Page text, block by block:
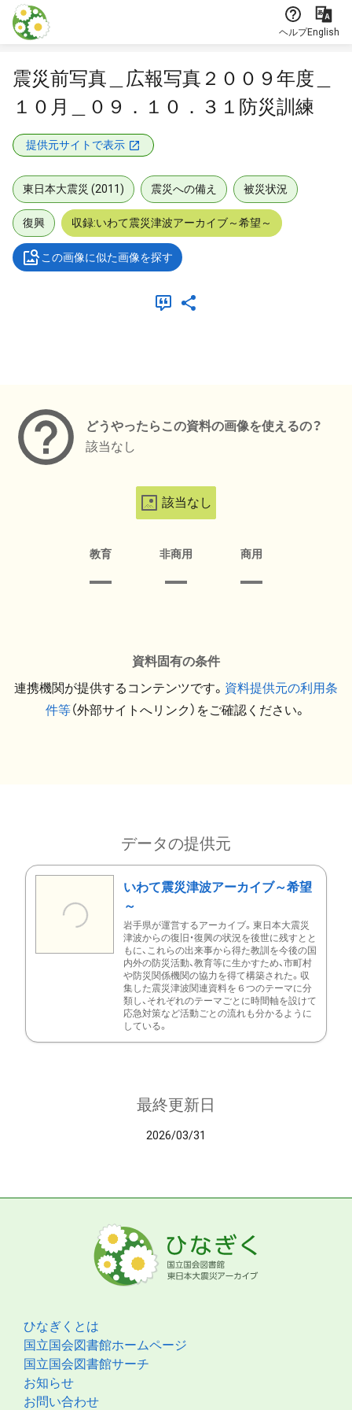
本文に飛ぶ
ヘルプEnglish
震災前写真＿広報写真２００９年度＿
１０月＿０９．１０．３１防災訓練
提供元サイトで表示
東日本大震災 (2011) 震災への備え 被災状況
復興 収録:いわて震災津波アーカイブ～希望～
この画像に似た画像を探す
どうやったらこの資料の画像を使えるの？
該当なし
該当なし
教育 非商用 商用
資料固有の条件
連携機関が提供するコンテンツです。 資料提供元の利用条
件等（外部サイトへリンク）をご確認ください。
データの提供元
いわて震災津波アーカイブ～希望
～
岩手県が運営するアーカイブ。東日本大震災
津波からの復旧・復興の状況を後世に残すとと
もに、これらの出来事から得た教訓を今後の国
内外の防災活動、教育等に生かすため、市町村
や防災関係機関の協力を得て構築された。収
集した震災津波関連資料を６つのテーマに分
類し、それぞれのテーマごとに時間軸を設けて
応急対策など活動ごとの流れも分かるように
している。
最終更新日
2026/03/31
ひなぎくとは
国立国会図書館ホームページ
国立国会図書館サーチ
お知らせ
お問い合わせ